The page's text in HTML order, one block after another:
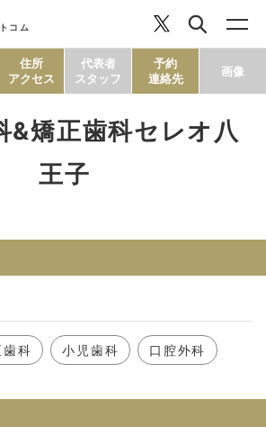
コム
コラム
住所
アクセス
代表者
スタッフ
予約
連絡先
画像
&矯正歯科セレオ八
王子
歯科 小児歯科 口腔外科